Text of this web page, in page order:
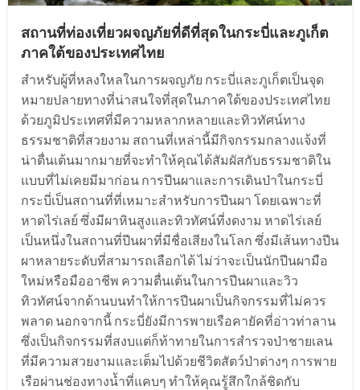
สถานที่ท่องเที่ยวผจญภัยที่ดีที่สุดในกระบี่และภูเก็ต
ภาคใต้ของประเทศไทย
สำหรับผู้ที่หลงใหลในการผจญภัย กระบี่และภูเก็ตเป็นจุด
หมายปลายทางที่น่าสนใจที่สุดในภาคใต้ของประเทศไทย
ด้วยภูมิประเทศที่มีความหลากหลายและทิวทัศน์ทาง
ธรรมชาติที่สวยงาม สถานที่เหล่านี้มีกิจกรรมกลางแจ้งที่
น่าตื่นเต้นมากมายที่จะทำให้คุณได้สัมผัสกับธรรมชาติใน
แบบที่ไม่เคยมีมาก่อน การปีนผาและการเดินป่าในกระบี่
กระบี่เป็นสถานที่ที่เหมาะสำหรับการปีนผา โดยเฉพาะที่
หาดไร่เลย์ ซึ่งมีผาหินสูงและทิวทัศน์ที่งดงาม หาดไร่เลย์
เป็นหนึ่งในสถานที่ปีนผาที่มีชื่อเสียงในโลก ซึ่งมีเส้นทางปีน
ผาหลายระดับที่สามารถเลือกได้ ไม่ว่าจะเป็นนักปีนผามือ
ใหม่หรือมืออาชีพ ความตื่นเต้นในการปีนผาและวิว
ทิวทัศน์จากด้านบนทำให้การปีนผาเป็นกิจกรรมที่ไม่ควร
พลาด นอกจากนี้ กระบี่ยังมีการพายเรือคายัคที่อ่าวท่าลาน
ซึ่งเป็นกิจกรรมที่สงบแต่ก็ท้าทายในการสำรวจป่าชายเลน
ที่มีความสวยงามและเต็มไปด้วยชีวิตสัตว์ป่าต่างๆ การพาย
เรือผ่านช่องทางน้ำที่แคบๆ ทำให้คุณรู้สึกใกล้ชิดกับ